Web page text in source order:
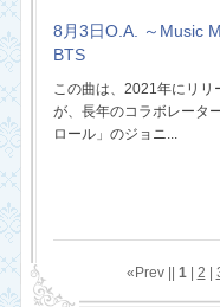
8月3日O.A. ～Music
BTS
この曲は、2021年にリリ
が、長年のコラボレータ
ロール」のジョニ...
«Prev || 1| 2